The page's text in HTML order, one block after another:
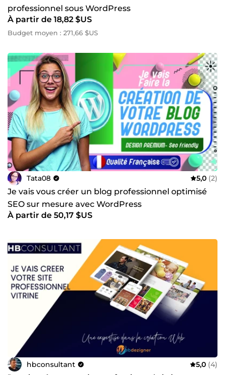
professionnel sous WordPress
À partir de 18,82 $US
Budget moyen : 271,66 $US
Tata08 5,0 (2)
Je vais vous créer un blog professionnel optimisé
SEO sur mesure avec WordPress
À partir de 50,17 $US
hbconsultant 5,0 (4)